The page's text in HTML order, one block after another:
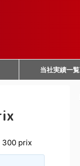
当社実績一覧
300 prix